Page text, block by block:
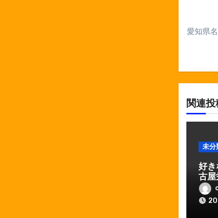
ン
愛知県
関連投
未分
好き
古屋
し